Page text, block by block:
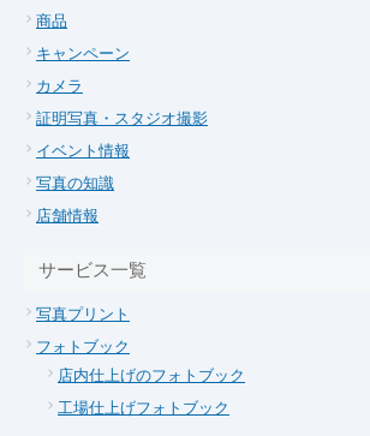
商品
キャンペーン
カメラ
証明写真・スタジオ撮影
イベント情報
写真の知識
店舗情報
サービス一覧
写真プリント
フォトブック
店内仕上げのフォトブック
工場仕上げフォトブック